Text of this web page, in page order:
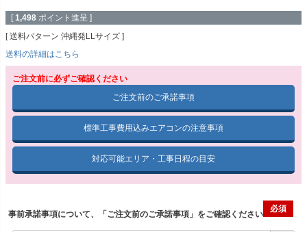
[ 1,498 ポイント進呈 ]
送料パターン 沖縄発LLサイズ
送料の詳細はこちら
ご注文前に必ずご確認ください
ご注文前のご承諾事項
標準工事費用込みエアコンの注意事項
対応可能エリア・工事日程の目安
事前承諾事項について、「ご注文前のご承諾事項」をご確認ください